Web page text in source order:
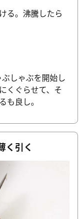
る。沸騰したら
しゃぶを開始し
くぐらせて、そ
も良し。
く引く